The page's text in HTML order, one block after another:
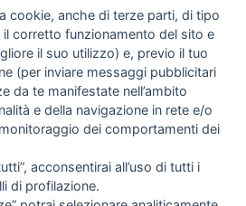
cookie, anche di terze parti, di tipo
corretto funzionamento del sito e
il suo utilizzo) e, previo il tuo
(per inviare messaggi pubblicitari
da te manifestate nell’ambito
e della navigazione in rete e/o
dei comportamenti dei
acconsentirai all’uso di tutti i
di profilazione.